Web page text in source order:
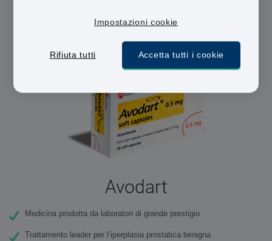
4 farmaci per Ipertrofia Prostatica Benigna
Avodart
Medicina prodotta da laboratori di grande prestigio
Trattamento leader per l’iperplasia prostatica benigna
Impostazioni cookie
Rifiuta tutti Accetta tutti i cookie